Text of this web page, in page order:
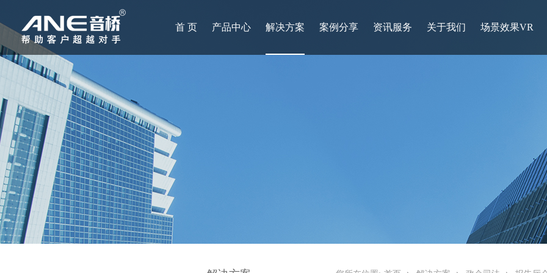
首 页 产品中心 解决方案 案例分享 资讯服务 关于我们 场景效果VR